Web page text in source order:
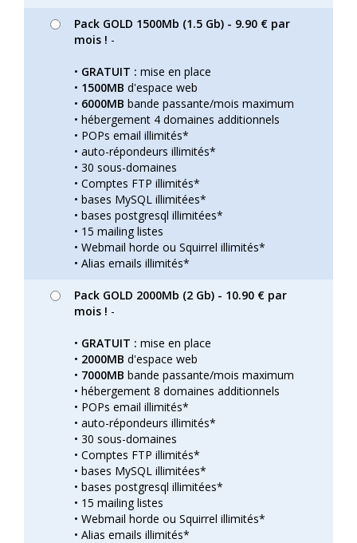
Pack GOLD 1500Mb (1.5 Gb) - 9.90 € par
mois ! -
• GRATUIT : mise en place
• 1500MB d'espace web
• 6000MB bande passante/mois maximum
• hébergement 4 domaines additionnels
• POPs email illimités*
• auto-répondeurs illimités*
• 30 sous-domaines
• Comptes FTP illimités*
• bases MySQL illimitées*
• bases postgresql illimitées*
• 15 mailing listes
• Webmail horde ou Squirrel illimités*
• Alias emails illimités*
Pack GOLD 2000Mb (2 Gb) - 10.90 € par
mois ! -
• GRATUIT : mise en place
• 2000MB d'espace web
• 7000MB bande passante/mois maximum
• hébergement 8 domaines additionnels
• POPs email illimités*
• auto-répondeurs illimités*
• 30 sous-domaines
• Comptes FTP illimités*
• bases MySQL illimitées*
• bases postgresql illimitées*
• 15 mailing listes
• Webmail horde ou Squirrel illimités*
• Alias emails illimités*